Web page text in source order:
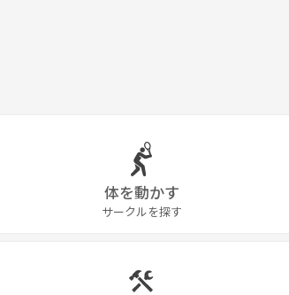
体を動かす
サークルを探す